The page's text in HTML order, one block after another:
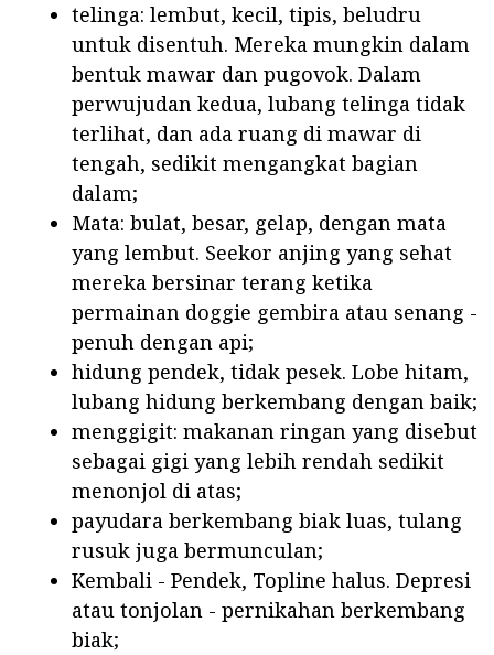
telinga: lembut, kecil, tipis, beludru
untuk disentuh. Mereka mungkin dalam
bentuk mawar dan pugovok. Dalam
perwujudan kedua, lubang telinga tidak
terlihat, dan ada ruang di mawar di
tengah, sedikit mengangkat bagian
dalam;
Mata: bulat, besar, gelap, dengan mata
yang lembut. Seekor anjing yang sehat
mereka bersinar terang ketika
permainan doggie gembira atau senang -
penuh dengan api;
hidung pendek, tidak pesek. Lobe hitam,
lubang hidung berkembang dengan baik;
menggigit: makanan ringan yang disebut
sebagai gigi yang lebih rendah sedikit
menonjol di atas;
payudara berkembang biak luas, tulang
rusuk juga bermunculan;
Kembali - Pendek, Topline halus. Depresi
atau tonjolan - pernikahan berkembang
biak;